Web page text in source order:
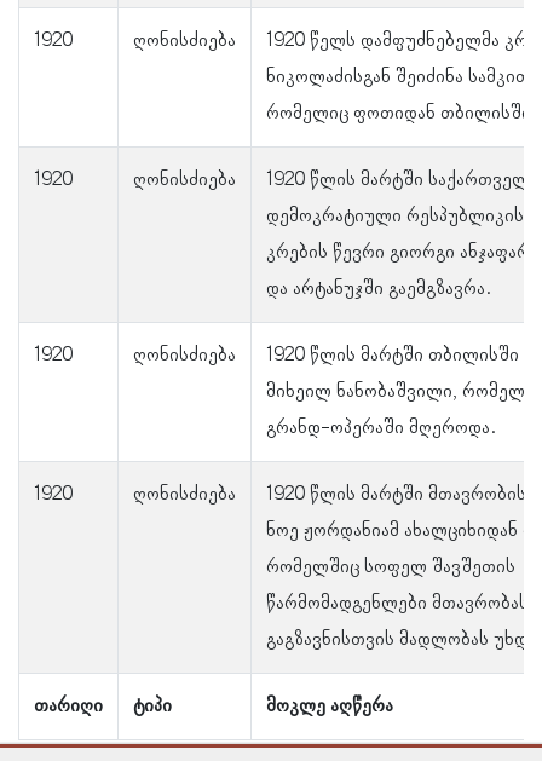
თარიღი ტიპი მოკლე აღწერა
1920 ღონისძიება
1920 წელს დამფუძნებელმა
ნიკოლაძისგან შეიძინა
რომელიც ფოთიდან თბილისში
1920 ღონისძიება
1920 წლის მარტში
დემოკრატიული რესპუბლიკის
კრების წევრი გიორგი
და არტანუჯში გაემგზავრა.
1920 ღონისძიება
1920 წლის მარტში თბილისში
მიხეილ ნანობაშვილი,
გრანდ-ოპერაში მღეროდა.
1920 ღონისძიება
1920 წლის მარტში მთავრობის
ნოე ჟორდანიამ ახალციხიდან
რომელშიც სოფელ შავშეთის
წარმომადგენლები მთავრობას
გაგზავნისთვის მადლობას